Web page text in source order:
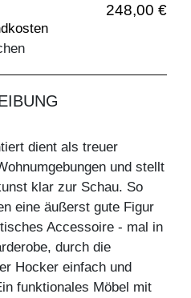
248,00 €
dient als treuer
und stellt
klar zur Schau. So
eine äußerst gute Figur
Accessoire - mal in
durch die
Hocker einfach und
funktionales Möbel mit